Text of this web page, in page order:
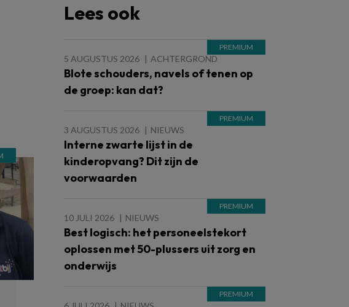
Lees ook
5 AUGUSTUS 2026 ACHTERGROND
Blote schouders, navels of tenen op
de groep: kan dat?
3 AUGUSTUS 2026 NIEUWS
Interne zwarte lijst in de
kinderopvang? Dit zijn de
voorwaarden
10 JULI 2026 NIEUWS
Best logisch: het personeelstekort
oplossen met 50-plussers uit zorg en
onderwijs